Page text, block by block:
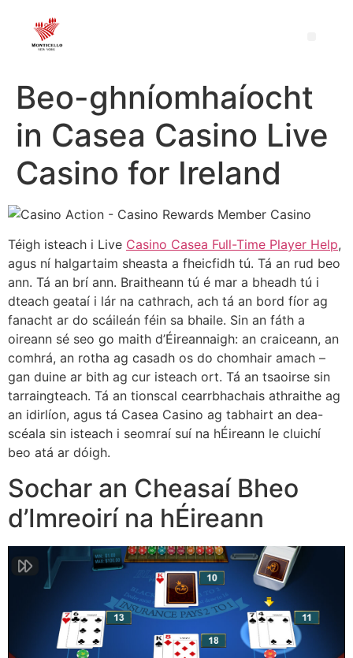
Beo-ghníomhaíocht
in Casea Casino Live
Casino for Ireland
Téigh isteach i Live Casino Casea Full-Time Player Help,
agus ní halgartaim sheasta a fheicfidh tú. Tá an rud beo
ann. Tá an brí ann. Braitheann tú é mar a bheadh tú i
dteach geataí i lár na cathrach, ach tá an bord fíor ag
fanacht ar do scáileán féin sa bhaile. Sin an fáth a
oireann sé seo go maith d’Éireannaigh: an craiceann, an
comhrá, an rotha ag casadh os do chomhair amach –
gan duine ar bith ag cur isteach ort. Tá an tsaoirse sin
tarraingteach. Tá an tionscal cearrbhachais athraithe ag
an idirlíon, agus tá Casea Casino ag tabhairt an dea-
scéala sin isteach i seomraí suí na hÉireann le cluichí
beo atá ar dóigh.
Sochar an Cheasaí Bheo
d’Imreoirí na hÉireann